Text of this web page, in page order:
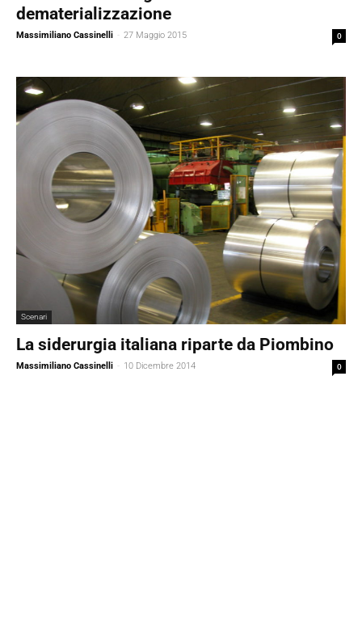
dematerializzazione
Massimiliano Cassinelli - 27 Maggio 2015 0
Scenari
La siderurgia italiana riparte da Piombino
Massimiliano Cassinelli - 10 Dicembre 2014 0